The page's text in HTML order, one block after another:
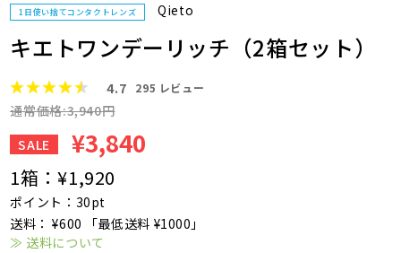
1日使い捨てコンタクトレンズ Qieto
キエトワンデーリッチ（2箱セット）
4.7 295 レビュー
通常価格:3,940円
SALE
¥3,840
1箱：¥1,920
ポイント：30pt
送料： ¥600 「最低送料 ¥1000」
≫ 送料について